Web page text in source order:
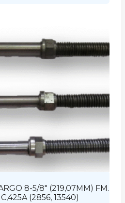
8-5/8″ (219,07MM) FM.
(2856, 13540)